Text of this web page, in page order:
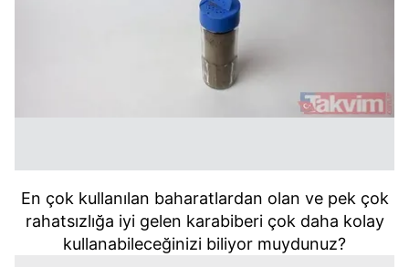
En çok kullanılan baharatlardan olan ve pek çok
rahatsızlığa iyi gelen karabiberi çok daha kolay
kullanabileceğinizi biliyor muydunuz?